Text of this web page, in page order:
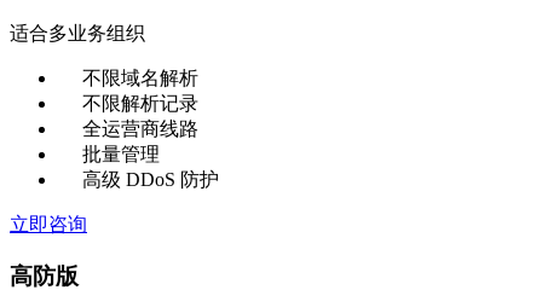
适合多业务组织
不限域名解析
不限解析记录
全运营商线路
批量管理
高级 DDoS 防护
立即咨询
高防版